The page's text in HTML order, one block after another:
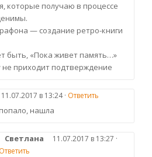
которые получаю в процессе
— создание ретро-книги
быть, «Пока живет память…»
не приходит подтверждение
11.07.2017 в 13:24 · Ответить
нашла
Светлана
11.07.2017 в 13:27 ·
Ответить